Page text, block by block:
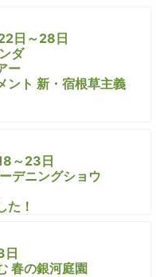
日～28日
ダ
ー
ント 新・宿根草主義
～23日
デニングショウ
た！
日
春の銀河庭園